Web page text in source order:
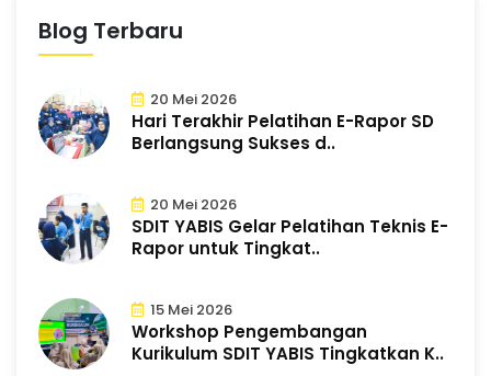
Blog Terbaru
20 Mei 2026
Hari Terakhir Pelatihan E-Rapor SD
Berlangsung Sukses d..
20 Mei 2026
SDIT YABIS Gelar Pelatihan Teknis E-
Rapor untuk Tingkat..
15 Mei 2026
Workshop Pengembangan
Kurikulum SDIT YABIS Tingkatkan K..